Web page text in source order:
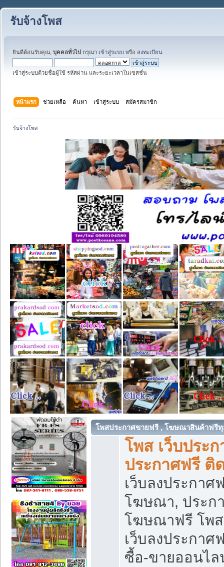
รับจ้างโพส
ยินดีต้อนรับคุณ, บุคคลทั่วไป กรุณา เข้าสู่ระบบ หรือ ลงทะเบียน
เข้าสู่ระบบด้วยชื่อผู้ใช้ รหัสผ่าน และระยะเวลาในเซสชั่น
หน้าแรก ช่วยเหลือ ค้นหา เข้าสู่ระบบ สมัครสมาชิก
รับจ้างโพส
โพสประกาศขายฟรี , โฆษณาสินค้าฟรี
โพส เว็บประก
ประกาศฟรี ติ
เว็บลงประกา
โฆษณา, ประก
โฆษณาฟรี โพส
เว็บลงประกา
ซื้อ-ขายออนไล